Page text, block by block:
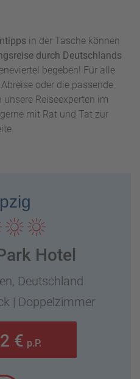
in Leipzig auch voll auf
schlechthin ist die
Bars und Clubs
an der „Karli“, einer der
Leipzigs, die sich vom
Süd bis nach Connewitz
in den zahlreichen Clubs und
lieber ruhig angehen lassen
veganen Döner ausprobieren
vielen vegetarischen und
in der Tasche können
durch Deutschlands
begeben! Für alle
oder die passende
Reiseexperten im
mit Rat und Tat zur
Hotel
Deutschland
| Doppelzimmer
€ p.P.